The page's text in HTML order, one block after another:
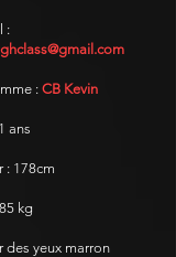
:
: CB Kevin
ans
: 178cm
kg
des yeux marron